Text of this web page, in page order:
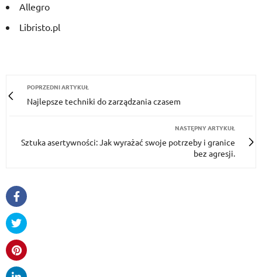
Allegro
Libristo.pl
POPRZEDNI ARTYKUŁ
Najlepsze techniki do zarządzania czasem
NASTĘPNY ARTYKUŁ
Sztuka asertywności: Jak wyrażać swoje potrzeby i granice
bez agresji.